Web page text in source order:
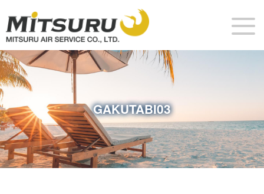
GAKUTABI03